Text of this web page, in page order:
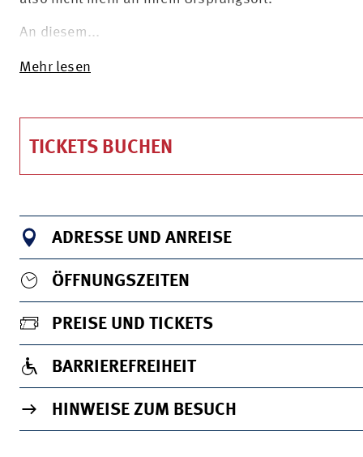
An diesem...
Mehr lesen
TICKETS BUCHEN
ADRESSE UND ANREISE
ÖFFNUNGSZEITEN
PREISE UND TICKETS
BARRIEREFREIHEIT
HINWEISE ZUM BESUCH